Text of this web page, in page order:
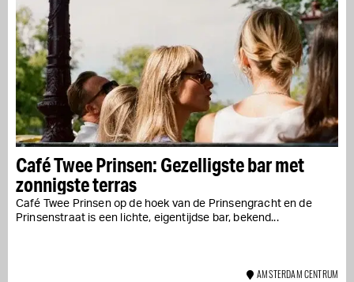
Café Twee Prinsen: Gezelligste bar met
zonnigste terras
Café Twee Prinsen op de hoek van de Prinsengracht en de
Prinsenstraat is een lichte, eigentijdse bar, bekend...
AMSTERDAM CENTRUM